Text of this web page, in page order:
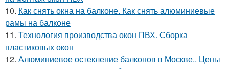
10. Как снять окна на балконе. Как снять алюминиевые
рамы на балконе
11. Технология производства окон ПВХ. Сборка
пластиковых окон
12. Алюминиевое остекление балконов в Москве.. Цены